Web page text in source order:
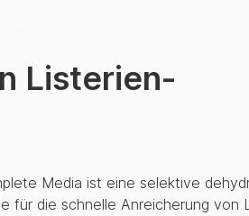
Listerien-
Media ist eine selektive
für die schnelle Anreicherung von